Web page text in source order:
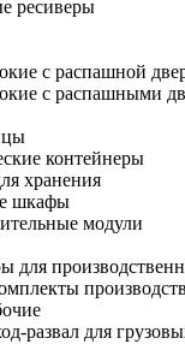
ресиверы
с распашной
с распашными
контейнеры
хранения
шкафы
модули
для
развал для